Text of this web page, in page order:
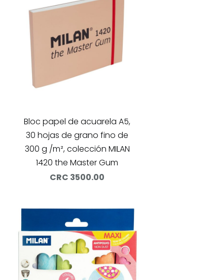
Bloc papel de acuarela A5,
30 hojas de grano fino de
300 g /m², colección MILAN
1420 the Master Gum
CRC 3500.00